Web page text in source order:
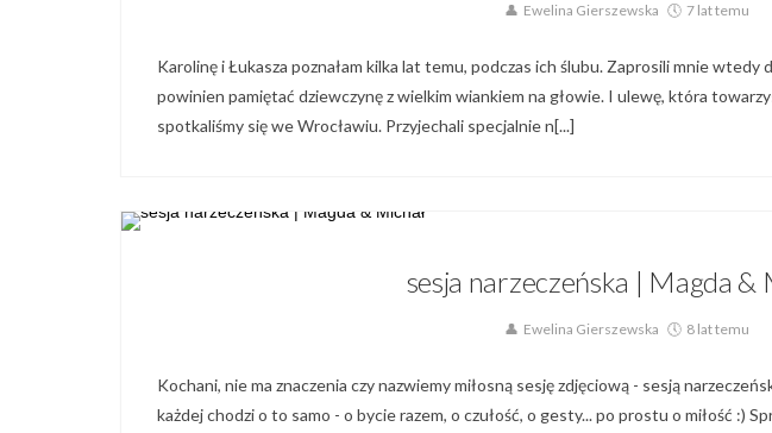
Ewelina Gierszewska 7 lat temu
Karolinę i Łukasza poznałam kilka lat temu, podczas ich ślubu. Zaprosili mnie
powinien pamiętać dziewczynę z wielkim wiankiem na głowie. I ulewę, która
spotkaliśmy się we Wrocławiu. Przyjechali specjalnie n[...]
sesja narzeczeńska | Magda &
Ewelina Gierszewska 8 lat temu
Kochani, nie ma znaczenia czy nazwiemy miłosną sesję zdjęciową - sesją
każdej chodzi o to samo - o bycie razem, o czułość, o gesty... po prostu o miłość :)